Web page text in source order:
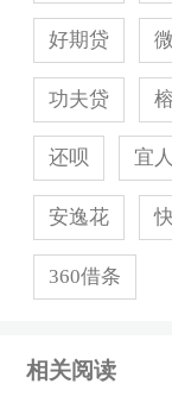
到账时间：
工作时间审
申请条件：
18-35周岁，
500以上
好期贷
功夫贷
还呗 宜
安逸花
360借条
相关阅读